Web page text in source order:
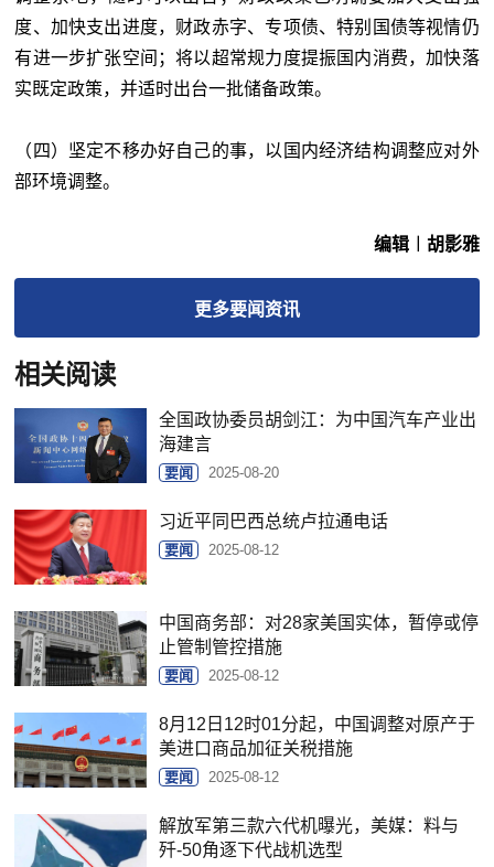
度、加快支出进度，财政赤字、专项债、特别国债等视情仍
有进一步扩张空间；将以超常规力度提振国内消费，加快落
实既定政策，并适时出台一批储备政策。
（四）坚定不移办好自己的事，以国内经济结构调整应对外
部环境调整。
编辑︱胡影雅
更多要闻资讯
相关阅读
全国政协委员胡剑江：为中国汽车产业出
海建言
要闻 2025-08-20
习近平同巴西总统卢拉通电话
要闻 2025-08-12
中国商务部：对28家美国实体，暂停或停
止管制管控措施
要闻 2025-08-12
8月12日12时01分起，中国调整对原产于
美进口商品加征关税措施
要闻 2025-08-12
解放军第三款六代机曝光，美媒：料与
歼-50角逐下代战机选型